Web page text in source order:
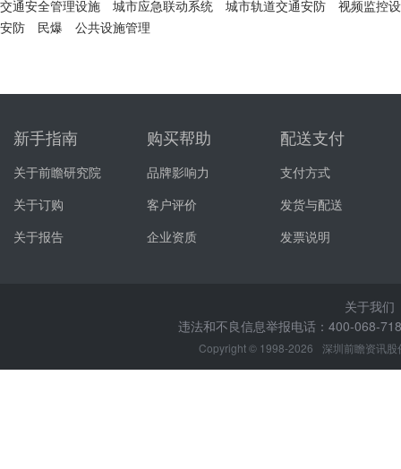
交通安全管理设施 城市应急联动系统 城市轨道交通安防
视频监控
安防
民爆 公共设施管理
新手指南
关于前瞻研究院
关于订购
关于报告
购买帮助
品牌影响力
客户评价
企业资质
配送支付
支付方式
发货与配送
发票说明
关于我们
违法和不良信息举报电话：400-068-
Copyright © 1998-2026 深圳前瞻资讯股